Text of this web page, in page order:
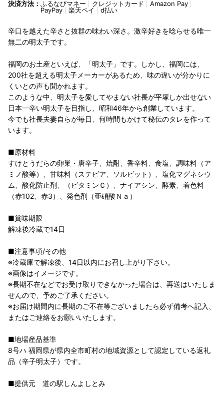
決済方法： ふるなびマネー クレジットカード
Amazon Pay
PayPay
楽天ペイ d払い
辛口を越えた辛さと抜群の味わい深さ。激辛好きを唸らせる唯一
無二の明太子です。
福岡のお土産といえば、「明太子」です。しかし、福岡には、
200社を超える明太子メーカーがあるため、味の違いが分かりに
くいとの声も聞かれます。
このような中、明太子を愛してやまない社長が平塚しか出せない
日本一辛い明太子を目指し、昭和46年から創業しています。
今でも社長夫妻自らが毎日、何時間もかけて秘伝のタレを作って
います。
■原材料
すけとうだらの卵巣・唐辛子、焼酎、香辛料、食塩、調味料（ア
ミノ酸等）、甘味料（ステビア、ソルビット）、塩化マグネシウ
ム、酸化防止剤、（ビタミンＣ）、ナイアシン、酵素、着色料
（赤102、赤3）、発色剤（亜硝酸Ｎａ）
■賞味期限
解凍後冷蔵で14日
■注意事項/その他
※冷蔵庫で解凍後、14日以内にお召し上がり下さい。
※画像はイメージです。
※長期不在などでお受け取りできなかった場合は、再送はいたしま
せんので、予めご了承ください。
※お届け期間内に長期のご不在等ございましたら必ず備考へ記入、
またはご連絡をお願いいたします。
■地場産品基準
8号ハ 福岡県が県内全市町村の地域資源として認定している返礼
品（辛子明太子）です。
■提供元 道の駅しんよしとみ